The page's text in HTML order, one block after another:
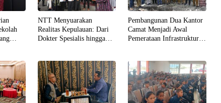
NTT Menyuarakan
Realitas Kepulauan: Dari
Dokter Spesialis hingga
Pembangunan Dua Kantor
Camat Menjadi Awal
Pemerataan Infrastruktur